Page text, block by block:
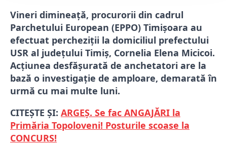
Vineri dimineață, procurorii din cadrul
Parchetului European (EPPO) Timișoara au
efectuat percheziții la domiciliul prefectului
USR al județului Timiș, Cornelia Elena Micicoi.
Acțiunea desfășurată de anchetatori are la
bază o investigație de amploare, demarată în
urmă cu mai multe luni.
CITEȘTE ȘI: ARGEȘ. Se fac ANGAJĂRI la
Primăria Topoloveni! Posturile scoase la
CONCURS!